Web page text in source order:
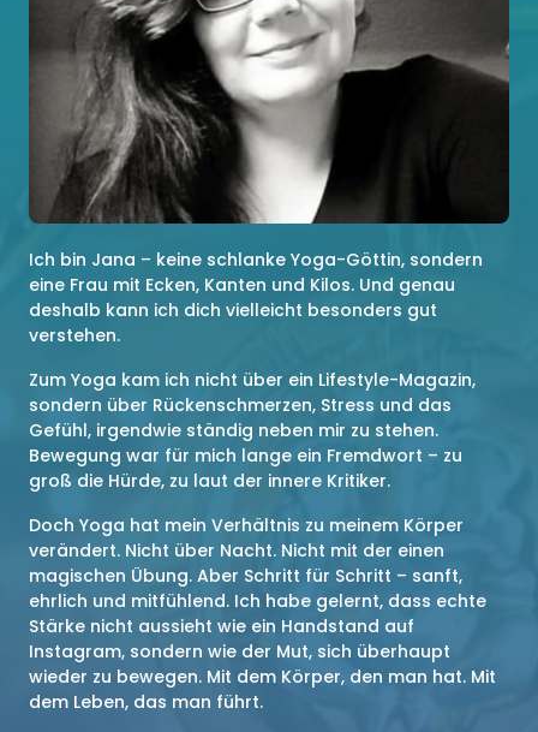
Ich bin Jana – keine schlanke Yoga-Göttin, sondern
eine Frau mit Ecken, Kanten und Kilos. Und genau
deshalb kann ich dich vielleicht besonders gut
verstehen.
Zum Yoga kam ich nicht über ein Lifestyle-Magazin,
sondern über Rückenschmerzen, Stress und das
Gefühl, irgendwie ständig neben mir zu stehen.
Bewegung war für mich lange ein Fremdwort – zu
groß die Hürde, zu laut der innere Kritiker.
Doch Yoga hat mein Verhältnis zu meinem Körper
verändert. Nicht über Nacht. Nicht mit der einen
magischen Übung. Aber Schritt für Schritt – sanft,
ehrlich und mitfühlend. Ich habe gelernt, dass echte
Stärke nicht aussieht wie ein Handstand auf
Instagram, sondern wie der Mut, sich überhaupt
wieder zu bewegen. Mit dem Körper, den man hat. Mit
dem Leben, das man führt.